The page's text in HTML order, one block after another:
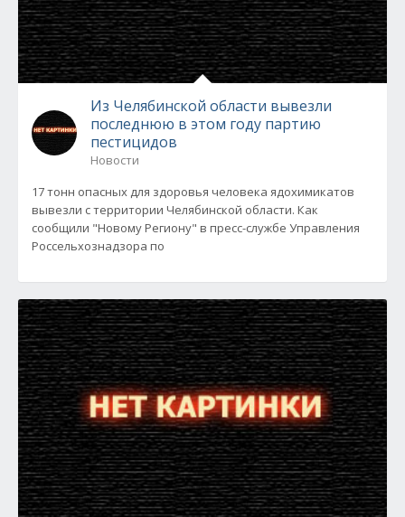
Из Челябинской области вывезли
последнюю в этом году партию
пестицидов
Новости
17 тонн опасных для здоровья человека ядохимикатов
вывезли с территории Челябинской области. Как
сообщили "Новому Региону" в пресс-службе Управления
Россельхознадзора по